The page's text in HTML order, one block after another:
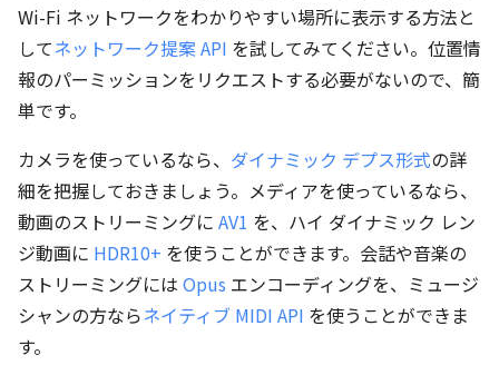
Wi-Fi ネットワークをわかりやすい場所に表示する方法と
してネットワーク提案 API を試してみてください。位置情
報のパーミッションをリクエストする必要がないので、簡
単です。
カメラを使っているなら、 ダイナミック デプス形式の詳
細を把握しておきましょう。メディアを使っているなら、
動画のストリーミングに AV1 を、ハイ ダイナミック レン
ジ動画に HDR10+ を使うことができます。会話や音楽の
ストリーミングには Opus エンコーディングを、ミュージ
シャンの方ならネイティブ MIDI API を使うことができま
す。